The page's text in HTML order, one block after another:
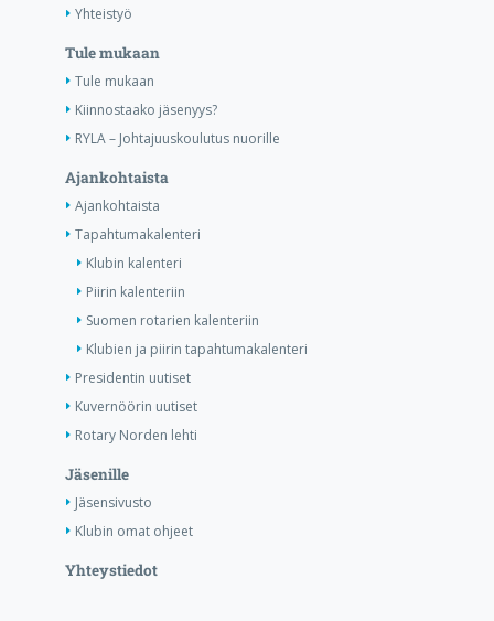
Yhteistyö
Tule mukaan
Tule mukaan
Kiinnostaako jäsenyys?
RYLA – Johtajuuskoulutus nuorille
Ajankohtaista
Ajankohtaista
Tapahtumakalenteri
Klubin kalenteri
Piirin kalenteriin
Suomen rotarien kalenteriin
Klubien ja piirin tapahtumakalenteri
Presidentin uutiset
Kuvernöörin uutiset
Rotary Norden lehti
Jäsenille
Jäsensivusto
Klubin omat ohjeet
Yhteystiedot